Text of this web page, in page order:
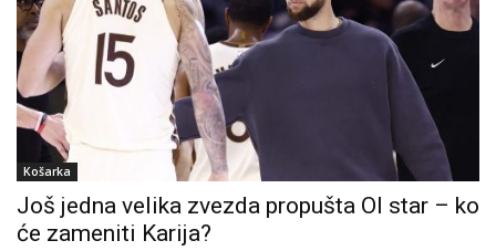
Košarka
Još jedna velika zvezda propušta Ol star – ko
će zameniti Karija?